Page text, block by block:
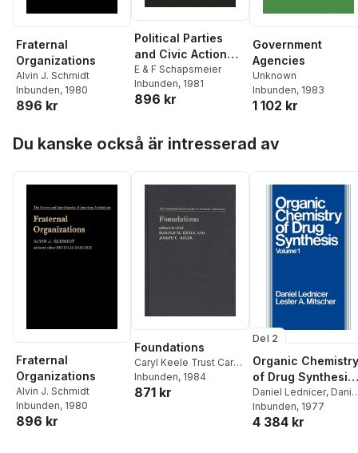
Fraternal
Organizations
Alvin J. Schmidt
Inbunden, 1980
896 kr
Political Parties
and Civic Action
Groups
E & F Schapsmeier
Inbunden, 1981
896 kr
Government
Agencies
Unknown
Inbunden, 1983
1 102 kr
Du kanske också är intresserad av
Fraternal
Organizations
Alvin J. Schmidt
Inbunden, 1980
896 kr
Foundations
Caryl Keele Trust Caryl
Keele Trust,Joseph C.
Kiger
Inbunden, 1984
871 kr
Del 2
Organic Chemistry
of Drug Synthesis,
Volume 1
Daniel Lednicer,
Lednicer, Lester A.
Mitscher
Inbunden, 1977
4 384 kr